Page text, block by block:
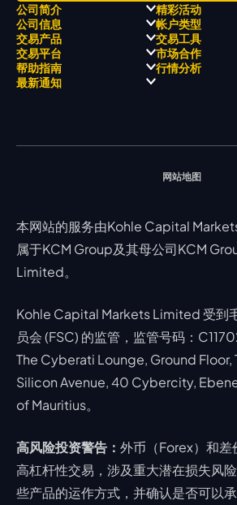
公司简介
关于
关于 KCM Group
三大优势
奖项和成就
精彩活动
职业高尔夫 x 飘移队
全球高尔夫锦标赛
公司信息
经营理念
公开信息与风险披露
公司新闻
视频库
帐户类型
ECN 账户
STP 账户
账户比较
交易产品
Forex
贵金属
能源
交易工具
交易平台
MetaTrader 4
MetaTrader 5
市场合作
帮助指南 行情分析
最新通知
网站地图
本网站的服务由Kohle Capital
属于KCM Group及其母公司KCM
Limited。
Kohle Capital Markets Limited 受到
员会 (FSC) 的监管，监管号码：
The Cyberati Lounge, Ground Floor,
Silicon Avenue, 40 Cybercity,
of Mauritius。
高风险投资警告： 外币（Forex）和
高杠杆性交易，涉及重大潜在损失风
些产品的运作方式，并确认是否可以